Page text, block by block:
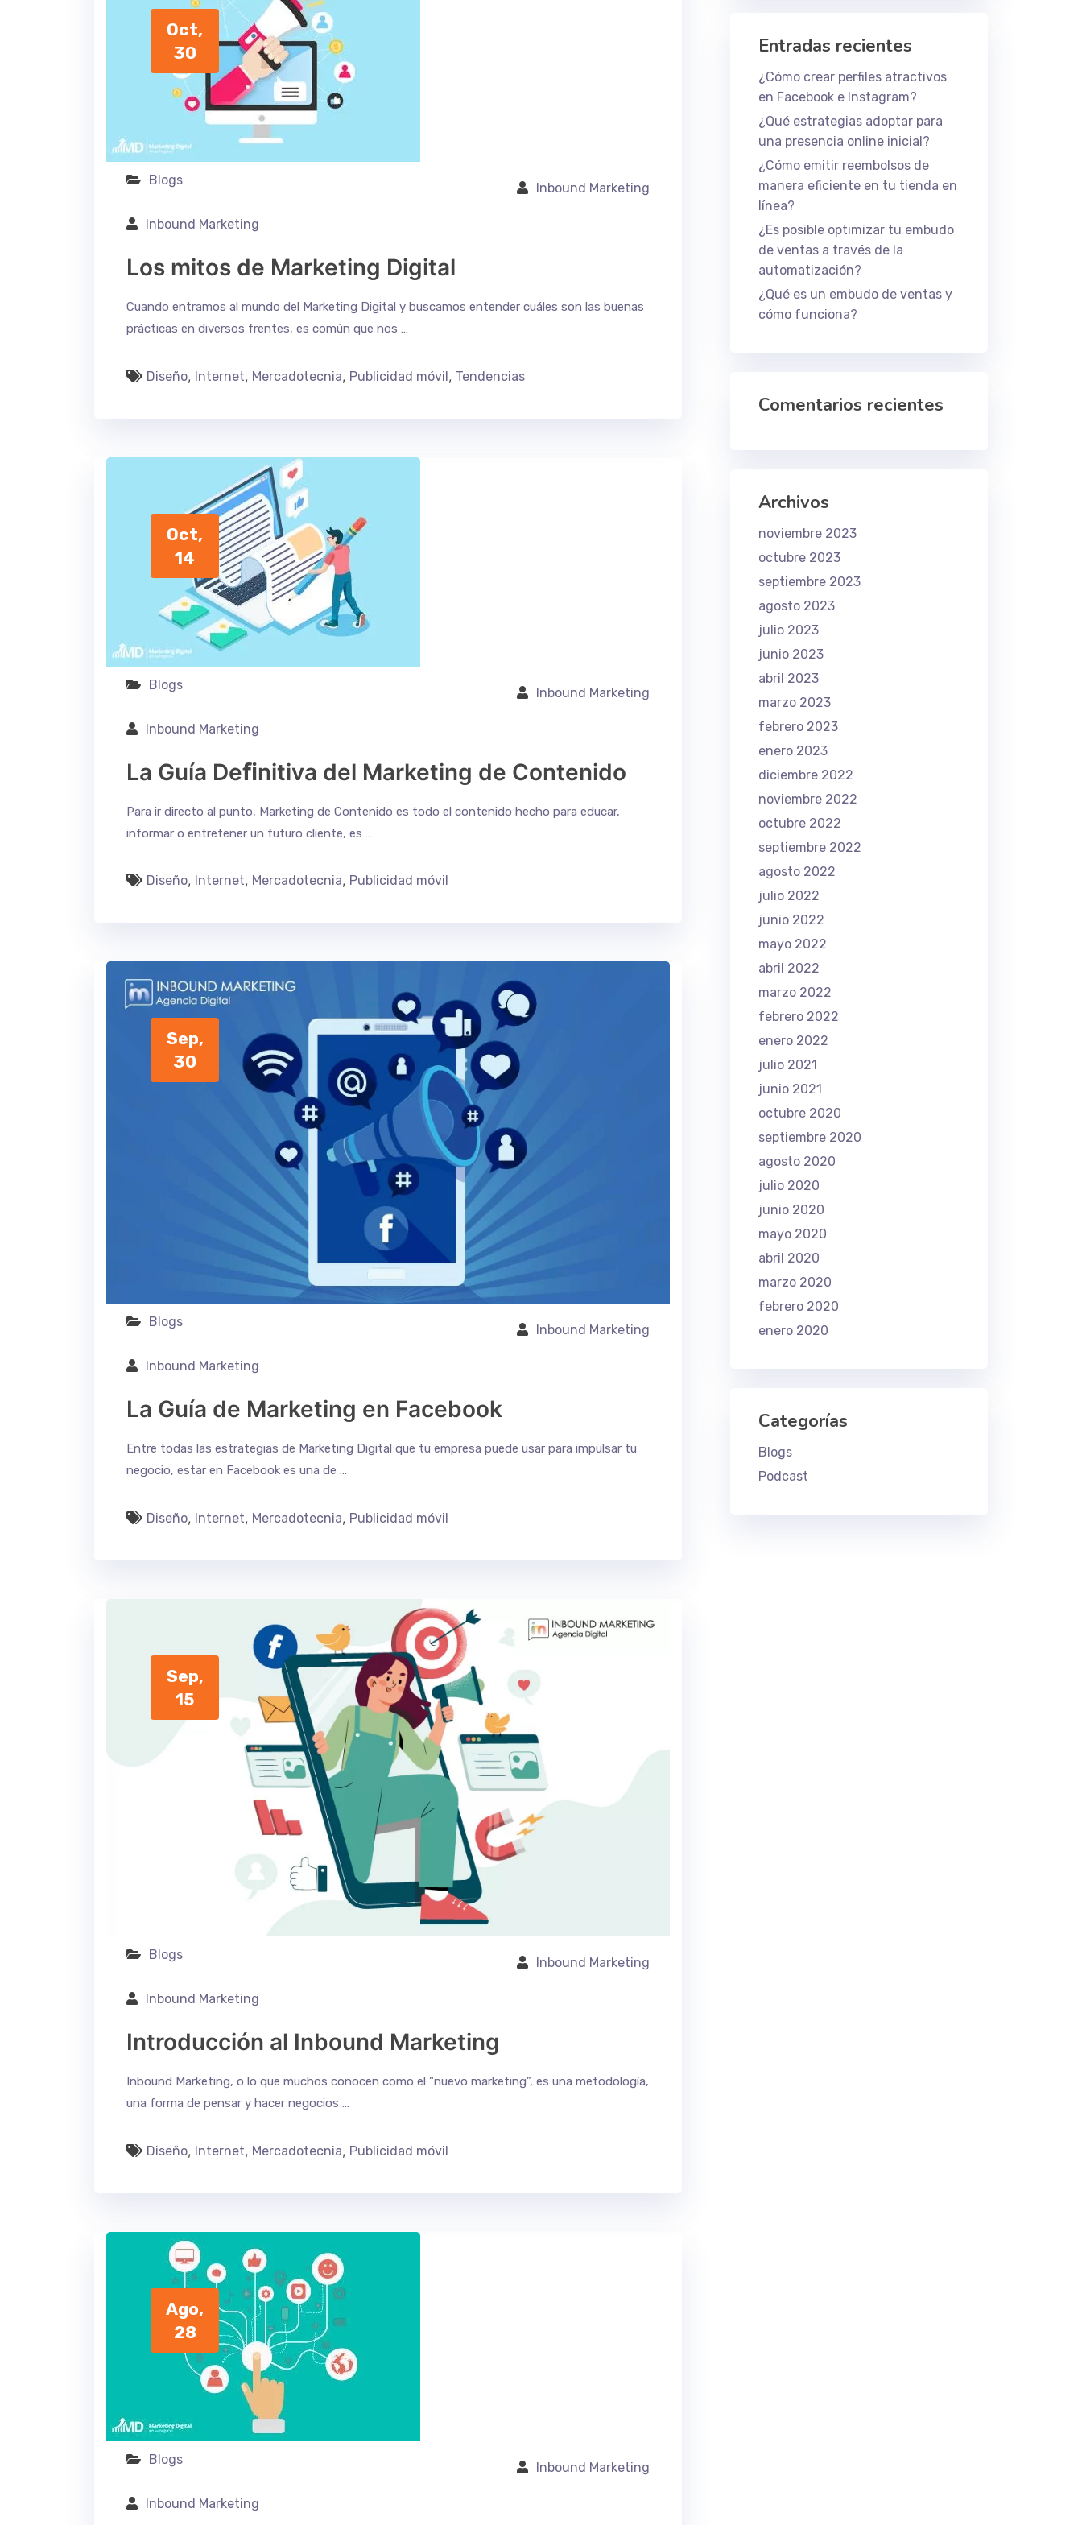
Oct,
30
Blogs
Inbound Marketing
Inbound Marketing
Los mitos de Marketing Digital
Cuando entramos al mundo del Marketing Digital y buscamos entender cuáles son las buenas
prácticas en diversos frentes, es común que nos …
Diseño, Internet, Mercadotecnia, Publicidad móvil, Tendencias
Oct,
14
Blogs
Inbound Marketing
Inbound Marketing
La Guía Deﬁnitiva del Marketing de Contenido
Para ir directo al punto, Marketing de Contenido es todo el contenido hecho para educar,
informar o entretener un futuro cliente, es …
Diseño, Internet, Mercadotecnia, Publicidad móvil
Sep,
30
Blogs
Inbound Marketing
Inbound Marketing
La Guía de Marketing en Facebook
Entre todas las estrategias de Marketing Digital que tu empresa puede usar para impulsar tu
negocio, estar en Facebook es una de …
Diseño, Internet, Mercadotecnia, Publicidad móvil
Sep,
15
Blogs
Inbound Marketing
Inbound Marketing
Introducción al Inbound Marketing
Inbound Marketing, o lo que muchos conocen como el “nuevo marketing”, es una metodología,
una forma de pensar y hacer negocios …
Diseño, Internet, Mercadotecnia, Publicidad móvil
Ago,
28
Blogs
Inbound Marketing
Inbound Marketing
Entradas recientes
¿Cómo crear perfiles atractivos
en Facebook e Instagram?
¿Qué estrategias adoptar para
una presencia online inicial?
¿Cómo emitir reembolsos de
manera eficiente en tu tienda en
línea?
¿Es posible optimizar tu embudo
de ventas a través de la
automatización?
¿Qué es un embudo de ventas y
cómo funciona?
Comentarios recientes
Archivos
noviembre 2023
octubre 2023
septiembre 2023
agosto 2023
julio 2023
junio 2023
abril 2023
marzo 2023
febrero 2023
enero 2023
diciembre 2022
noviembre 2022
octubre 2022
septiembre 2022
agosto 2022
julio 2022
junio 2022
mayo 2022
abril 2022
marzo 2022
febrero 2022
enero 2022
julio 2021
junio 2021
octubre 2020
septiembre 2020
agosto 2020
julio 2020
junio 2020
mayo 2020
abril 2020
marzo 2020
febrero 2020
enero 2020
Categorías
Blogs
Podcast